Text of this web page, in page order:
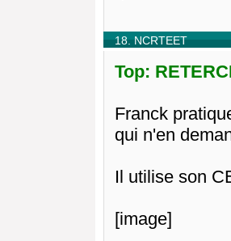
18. NCRTEET
Top:
Franck
qui n'en
Il utilise son
[image]